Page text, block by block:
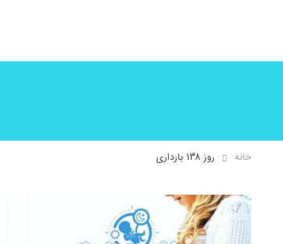
خانه روز 138 بارداری